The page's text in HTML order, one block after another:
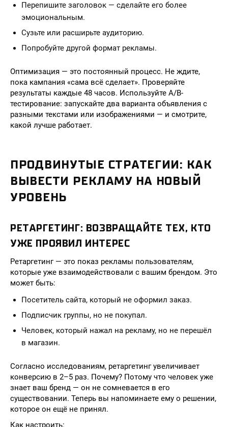
Перепишите заголовок — сделайте его более
эмоциональным.
Сузьте или расширьте аудиторию.
Попробуйте другой формат рекламы.
Оптимизация — это постоянный процесс. Не ждите,
пока кампания «сама всё сделает». Проверяйте
результаты каждые 48 часов. Используйте A/B-
тестирование: запускайте два варианта объявления с
разными текстами или изображениями — и смотрите,
какой лучше работает.
ПРОДВИНУТЫЕ СТРАТЕГИИ: КАК
ВЫВЕСТИ РЕКЛАМУ НА НОВЫЙ
УРОВЕНЬ
РЕТАРГЕТИНГ: ВОЗВРАЩАЙТЕ ТЕХ, КТО
УЖЕ ПРОЯВИЛ ИНТЕРЕС
Ретаргетинг — это показ рекламы пользователям,
которые уже взаимодействовали с вашим брендом. Это
может быть:
Посетитель сайта, который не оформил заказ.
Подписчик группы, но не покупал.
Человек, который нажал на рекламу, но не перешёл
в магазин.
Согласно исследованиям, ретаргетинг увеличивает
конверсию в 2–5 раз. Почему? Потому что человек уже
знает ваш бренд — он не сомневается в его
существовании. Теперь вы напоминаете ему о решении,
которое он ещё не принял.
Как настроить: